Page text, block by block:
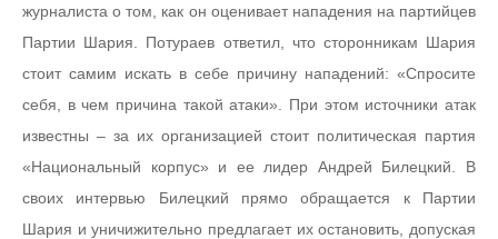
журналиста о том, как он оценивает нападения на партийцев
Партии Шария. Потураев ответил, что сторонникам Шария
стоит самим искать в себе причину нападений: «Спросите
себя, в чем причина такой атаки». При этом источники атак
известны – за их организацией стоит политическая партия
«Национальный корпус» и ее лидер Андрей Билецкий. В
своих интервью Билецкий прямо обращается к Партии
Шария и уничижительно предлагает их остановить, допуская